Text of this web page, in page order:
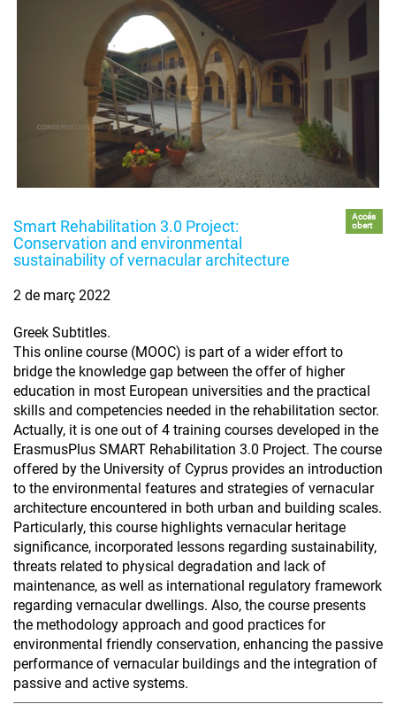
Smart Rehabilitation 3.0 Project:
Conservation and environmental
sustainability of vernacular architecture
Accés
obert
2 de març 2022
Greek Subtitles.
This online course (MOOC) is part of a wider effort to
bridge the knowledge gap between the offer of higher
education in most European universities and the practical
skills and competencies needed in the rehabilitation sector.
Actually, it is one out of 4 training courses developed in the
ErasmusPlus SMART Rehabilitation 3.0 Project. The course
offered by the University of Cyprus provides an introduction
to the environmental features and strategies of vernacular
architecture encountered in both urban and building scales.
Particularly, this course highlights vernacular heritage
significance, incorporated lessons regarding sustainability,
threats related to physical degradation and lack of
maintenance, as well as international regulatory framework
regarding vernacular dwellings. Also, the course presents
the methodology approach and good practices for
environmental friendly conservation, enhancing the passive
performance of vernacular buildings and the integration of
passive and active systems.